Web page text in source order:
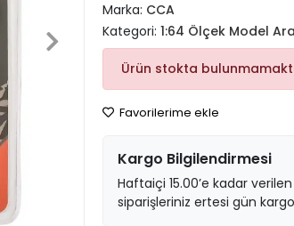
Marka: CCA
Kategori: 1:64 Ölçek Model
Ürün stokta
Favorilerime ekle
Kargo Bilgilendirmesi
Haftaiçi 15.00’e kadar
siparişleriniz ertesi gün